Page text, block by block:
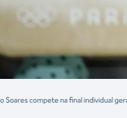
Soares compete na final individual